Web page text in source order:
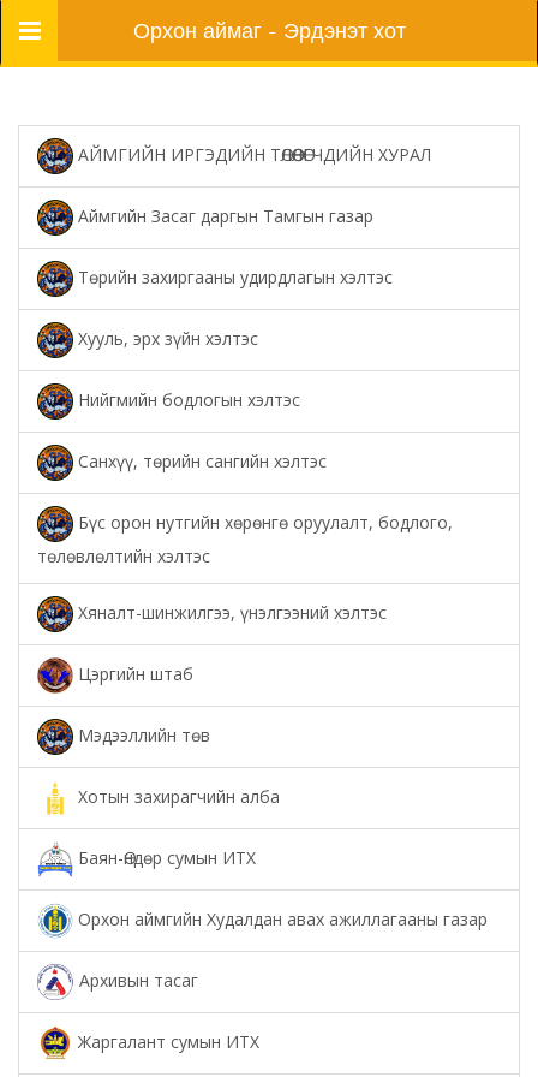
Цэс Орхон аймаг - Эрдэнэт хот
АЙМГИЙН ИРГЭДИЙН ТӨЛӨӨЛӨГЧДИЙН ХУРАЛ
Аймгийн Засаг даргын Тамгын газар
Төрийн захиргааны удирдлагын хэлтэс
Хууль, эрх зүйн хэлтэс
Нийгмийн бодлогын хэлтэс
Санхүү, төрийн сангийн хэлтэс
Бүс орон нутгийн хөрөнгө оруулалт, бодлого,
төлөвлөлтийн хэлтэс
Хяналт-шинжилгээ, үнэлгээний хэлтэс
Цэргийн штаб
Мэдээллийн төв
Хотын захирагчийн алба
Баян-Өндөр сумын ИТХ
Орхон аймгийн Худалдан авах ажиллагааны газар
Архивын тасаг
Жаргалант сумын ИТХ